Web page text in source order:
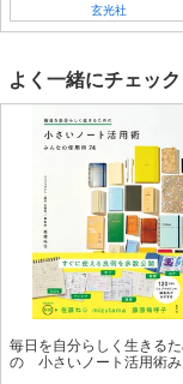
玄光社
よく一緒にチェッ
毎日を自分らしく生きる
の 小さいノート活用術み